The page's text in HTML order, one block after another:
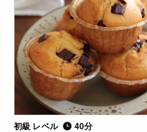
初級 レベル 40分